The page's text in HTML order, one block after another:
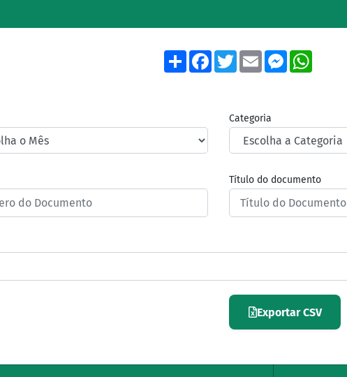
ShareFacebook
TwitterEmailMessenger
Categoria
Título do documento
Exportar CSV